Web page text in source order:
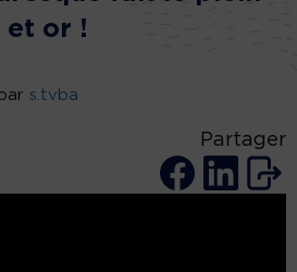
et or !
s.tvba
Partager